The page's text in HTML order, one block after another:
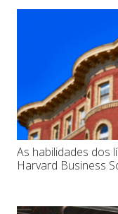
As habilidades dos
Harvard Business